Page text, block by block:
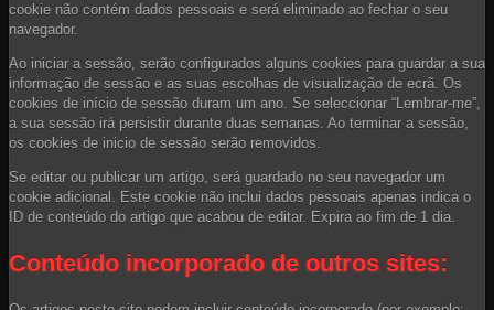
cookie não contém dados pessoais e será eliminado ao fechar o seu
navegador.
Ao iniciar a sessão, serão configurados alguns cookies para guardar a sua
informação de sessão e as suas escolhas de visualização de ecrã. Os
cookies de início de sessão duram um ano. Se seleccionar “Lembrar-me”,
a sua sessão irá persistir durante duas semanas. Ao terminar a sessão,
os cookies de inicio de sessão serão removidos.
Se editar ou publicar um artigo, será guardado no seu navegador um
cookie adicional. Este cookie não inclui dados pessoais apenas indica o
ID de conteúdo do artigo que acabou de editar. Expira ao fim de 1 dia.
Conteúdo incorporado de outros sites: